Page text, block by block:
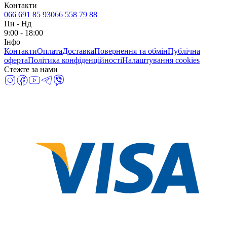
Контакти
066 691 85 93066 558 79 88
Пн - Нд
9:00 - 18:00
Інфо
КонтактиОплатаДоставкаПовернення та обмінПублічна
офертаПолітика конфіденційностіНалаштування cookies
Стежте за нами